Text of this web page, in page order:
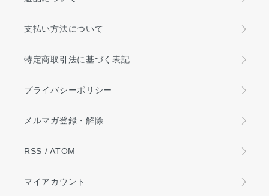
支払い方法について
特定商取引法に基づく表記
プライバシーポリシー
メルマガ登録・解除
RSS /ATOM
マイアカウント